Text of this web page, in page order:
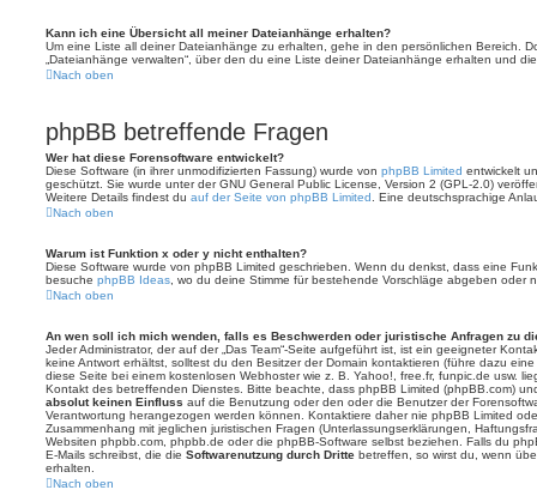
Kann ich eine Übersicht all meiner Dateianhänge erhalten?
Um eine Liste all deiner Dateianhänge zu erhalten, gehe in den persönlichen Bereich.
„Dateianhänge verwalten“, über den du eine Liste deiner Dateianhänge erhalten und
Nach oben
phpBB betreffende Fragen
Wer hat diese Forensoftware entwickelt?
Diese Software (in ihrer unmodifizierten Fassung) wurde von phpBB Limited entwickelt
geschützt. Sie wurde unter der GNU General Public License, Version 2 (GPL-2.0)
Weitere Details findest du auf der Seite von phpBB Limited . Eine deutschsprachige
Nach oben
Warum ist Funktion x oder y nicht enthalten?
Diese Software wurde von phpBB Limited geschrieben. Wenn du denkst, dass eine
besuche phpBB Ideas , wo du deine Stimme für bestehende Vorschläge abgeben oder
Nach oben
An wen soll ich mich wenden, falls es Beschwerden oder juristische Anfragen zu
Jeder Administrator, der auf der „Das Team“-Seite aufgeführt ist, ist ein geeigneter
keine Antwort erhältst, solltest du den Besitzer der Domain kontaktieren (führe dazu eine
diese Seite bei einem kostenlosen Webhoster wie z. B. Yahoo!, free.fr, funpic.de usw.
Kontakt des betreffenden Dienstes. Bitte beachte, dass phpBB Limited (phpBB.com)
absolut keinen Einfluss auf die Benutzung oder den oder die Benutzer der
Verantwortung herangezogen werden können. Kontaktiere daher nie phpBB Limited
Zusammenhang mit jeglichen juristischen Fragen (Unterlassungserklärungen,
Websiten phpbb.com, phpbb.de oder die phpBB-Software selbst beziehen. Falls du
E-Mails schreibst, die die Softwarenutzung durch Dritte betreffen, so wirst du, wenn
erhalten.
Nach oben